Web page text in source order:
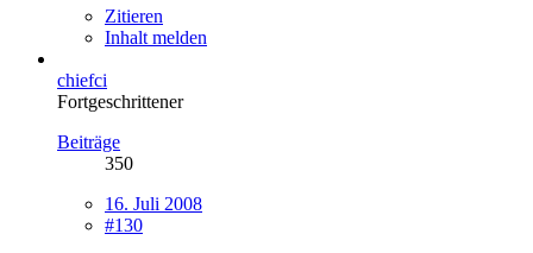
Zitieren
Inhalt melden
chiefci
Fortgeschrittener
Beiträge
350
16. Juli 2008
#130